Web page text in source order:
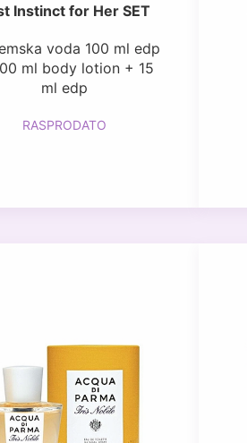
Instinct for Her SET
voda 100 ml edp
ml body lotion + 15
ml edp
RASPRODATO